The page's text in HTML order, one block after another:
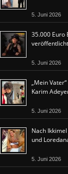
5. Juni 2026
35.000 Euro
5. Juni 2026
„Mein
Karim
5. Juni 2026
Nach
und
5. Juni 2026